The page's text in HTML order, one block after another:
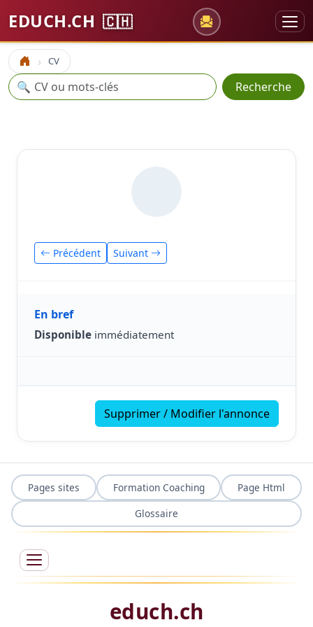
EDUCH.CH 🇨🇭
Accueil CV
Recherche
🔍 Recherche
Précédent Suivant
En bref
Disponible immédiatement
Supprimer / Modifier l'annonce
Pages sites Formation Coaching
Page Html
Glossaire
educh.ch